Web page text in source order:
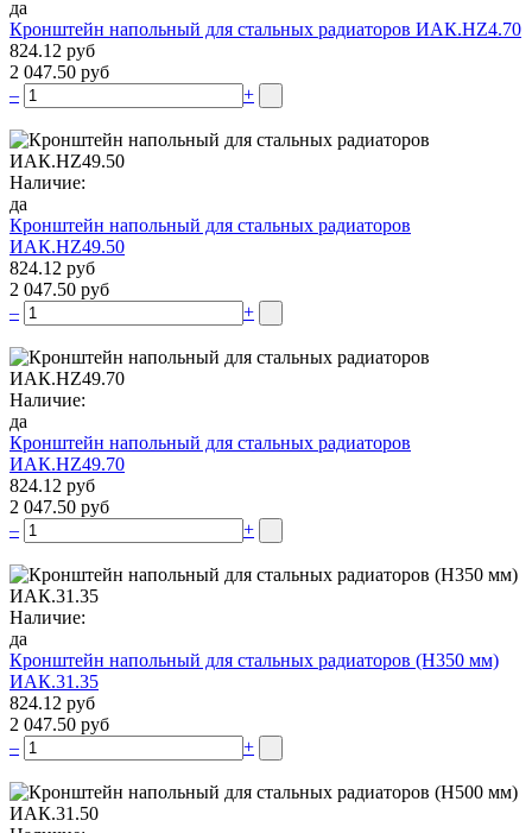
да
Кронштейн напольный для стальных радиаторов ИАК.НZ4.70
824.12 руб
2 047.50 руб
–
+
Наличие:
да
Кронштейн напольный для стальных радиаторов
ИАК.НZ49.50
824.12 руб
2 047.50 руб
–
+
Наличие:
да
Кронштейн напольный для стальных радиаторов
ИАК.НZ49.70
824.12 руб
2 047.50 руб
–
+
Наличие:
да
Кронштейн напольный для стальных радиаторов (Н350 мм)
ИАК.31.35
824.12 руб
2 047.50 руб
–
+